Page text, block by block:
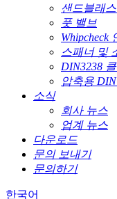
샌드블래
풋 밸브
Whipcheck
스패너 및
DIN3238
압축용
소식
회사 뉴스
업계 뉴스
다운로드
문의 보내기
문의하기
한국어